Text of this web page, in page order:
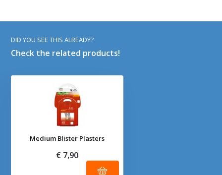
DID YOU SEE THIS ALREADY?
Check the related products!
Medium Blister Plasters
€ 7,90